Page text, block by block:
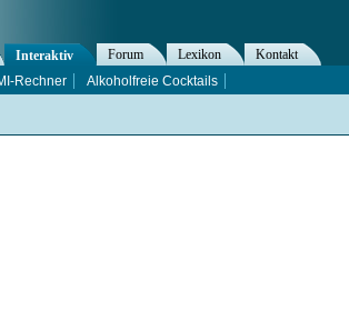
Interaktiv Forum Lexikon
Kontakt
Rechner Alkoholfreie Cocktails